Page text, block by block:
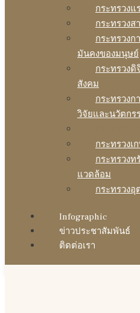
กระทรวงแ
กระทรวง
กระทรวง
มันคงของมนุษย์
กระทรวงดิ
สังคม
กระทรวง
วิจัยและนวัตกร
กระทรวง
กระทรวง
แวดล้อม
กระทรวง
Infographic
ข่าวประชาสัมพันธ์
ติดต่อเรา